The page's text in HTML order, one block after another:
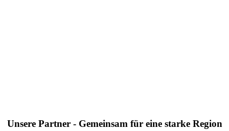
Unsere Partner - Gemeinsam für eine starke Region